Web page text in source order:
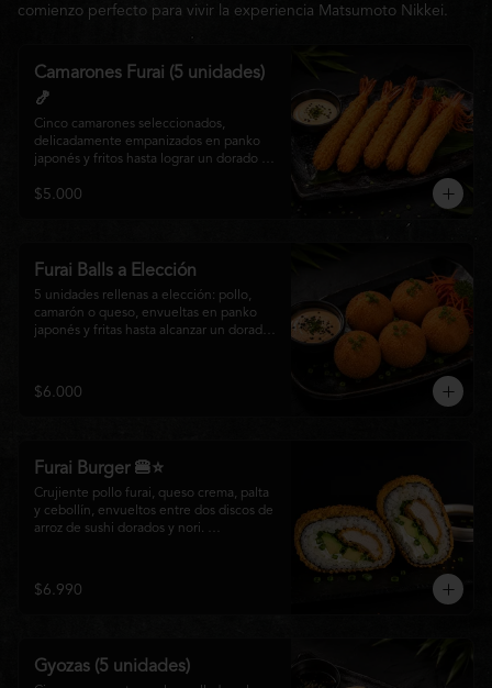
comienzo perfecto para vivir la experiencia Matsumoto Nikkei.
Camarones Furai (5 unidades)
🍤
Cinco camarones seleccionados,
delicadamente empanizados en panko
japonés y fritos hasta lograr un dorado
por dentro, acompañados de nuestra
nikkei.
$5.000
Furai Balls a Elección
5 unidades rellenas a elección: pollo,
camarón o queso, envueltas en panko
japonés y fritas hasta alcanzar un dorado
$6.000
Furai Burger 🍔⭐
Crujiente pollo furai, queso crema, palta
y cebollín, envueltos entre dos discos de
arroz de sushi dorados y nori.
tradición japonesa con el sabor nikkei en
cada bocado.
$6.990
Gyozas (5 unidades)